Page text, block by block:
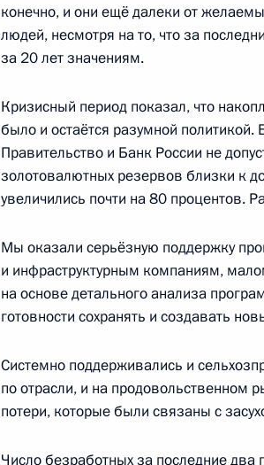
23 ноября 2011 года, среда
Заявление Президента в связи с
вокруг системы ПРО стран НАТО в
23 ноября 2011 года, 16:00 Московская
21 ноября 2011 года, понедельник
Встреча с журналистами Южного и
федеральных округов
Встреча с офицерами Южного
конечно, и они ещё далеки от
людей, несмотря на то, что за
за 20 лет значениям.
Кризисный период показал, что
было и остаётся разумной
Правительство и Банк России не
золотовалютных резервов близки к
увеличились почти на 80 процентов.
Мы оказали серьёзную поддержку
и инфраструктурным компаниям,
на основе детального анализа
готовности сохранять и создавать
Системно поддерживались и
по отрасли, и на продовольственном
потери, которые были связаны с
Число безработных за последние два